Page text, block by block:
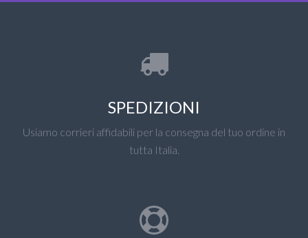
SPEDIZIONI
Usiamo corrieri affidabili per la consegna del tuo ordine in
tutta Italia.